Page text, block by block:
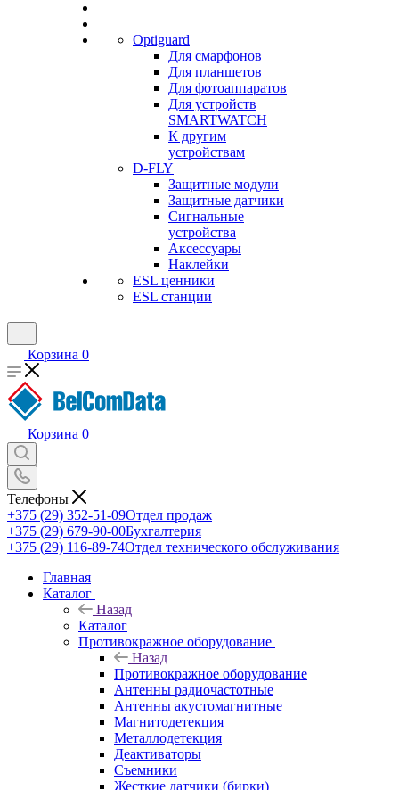
Optiguard
Для смарфонов
Для планшетов
Для фотоаппаратов
Для устройств
SMARTWATCH
К другим
устройствам
D-FLY
Защитные модули
Защитные датчики
Сигнальные
устройства
Аксессуары
Наклейки
ESL ценники
ESL станции
Корзина 0
Корзина 0
Телефоны
+375 (29) 352-51-09Отдел продаж
+375 (29) 679-90-00Бухгалтерия
+375 (29) 116-89-74Отдел технического обслуживания
Главная
Каталог
Назад
Каталог
Противокражное оборудование
Назад
Противокражное оборудование
Антенны радиочастотные
Антенны акустомагнитные
Магнитодетекция
Металлодетекция
Деактиваторы
Съемники
Жесткие датчики (бирки)